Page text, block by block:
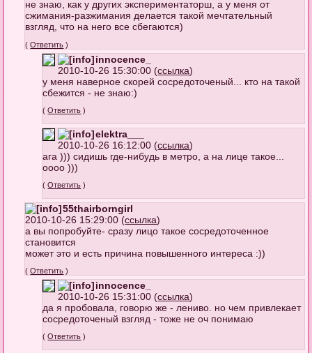
не знаю, как у других экспериментаторш, а у меня от
сжимания-разжимания делается такой мечтательный
взгляд, что на него все сбегаются)
(Ответить )
innocence_
2010-10-26 15:30:00 (ссылка)
у меня наверное скорей сосредоточеный... кто на такой
сбежится - не знаю:)
(Ответить )
elektra___
2010-10-26 16:12:00 (ссылка)
ага ))) сидишь где-нибудь в метро, а на лице такое...
оооо )))
(Ответить )
55thairborngirl
2010-10-26 15:29:00 (ссылка)
а вы попробуйте- сразу лицо такое сосредоточенное
становится
может это и есть причина повышенного интереса :))
(Ответить )
innocence_
2010-10-26 15:31:00 (ссылка)
да я пробовала, говорю же - лениво. но чем привлекает
сосредоточеный взгляд - тоже не оч понимаю
(Ответить )